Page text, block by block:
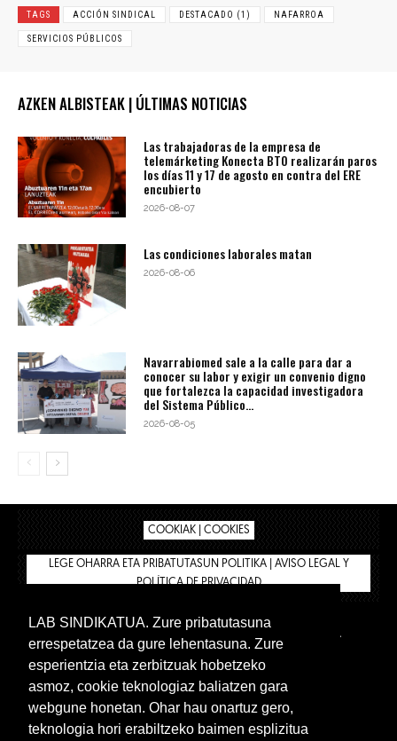
TAGS ACCIÓN SINDICAL DESTACADO (1) NAFARROA
SERVICIOS PÚBLICOS
AZKEN ALBISTEAK | ÚLTIMAS NOTICIAS
Las trabajadoras de la empresa de
telemárketing Konecta BTO realizarán paros
los días 11 y 17 de agosto en contra del ERE
encubierto
2026-08-07
Las condiciones laborales matan
2026-08-06
Navarrabiomed sale a la calle para dar a
conocer su labor y exigir un convenio digno
que fortalezca la capacidad investigadora
del Sistema Público...
2026-08-05
COOKIAK | COOKIES
LEGE OHARRA ETA PRIBATUTASUN POLITIKA | AVISO LEGAL Y
POLÍTICA DE PRIVACIDAD
BIZILAN.EUS
TIENDA
INTRANET 🔑
Euskera Castellano
LAB SINDIKATUA. Zure pribatutasuna
errespetatzea da gure lehentasuna. Zure
esperientzia eta zerbitzuak hobetzeko
asmoz, cookie teknologiaz baliatzen gara
webgune honetan. Ohar hau onartuz gero,
teknologia hori erabiltzeko baimen esplizitua